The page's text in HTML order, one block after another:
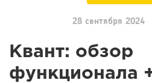
28 сентября 2024
Квант: обзор
функционала